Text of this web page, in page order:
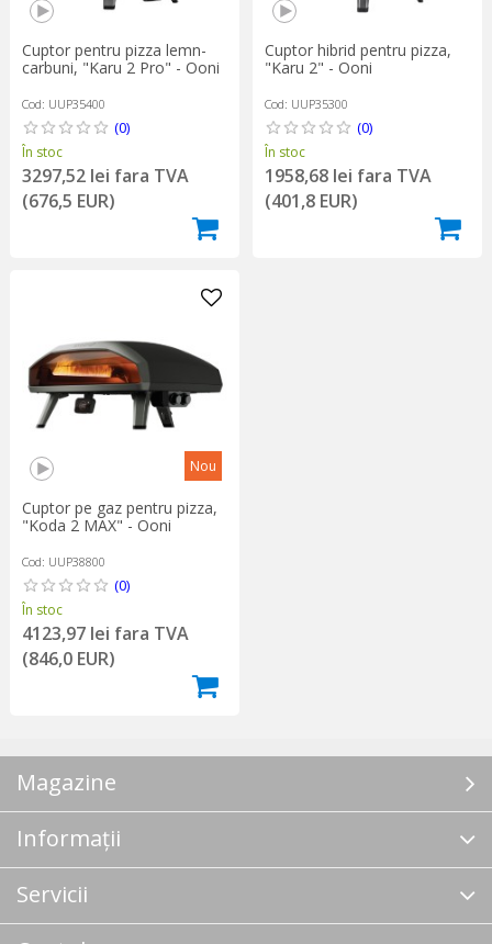
Cuptor pentru pizza lemn-
carbuni, "Karu 2 Pro" - Ooni
Cod: UUP35400
(0)
În stoc
3297,52 lei fara TVA
(676,5 EUR)
Cuptor hibrid pentru pizza,
"Karu 2" - Ooni
Cod: UUP35300
(0)
În stoc
1958,68 lei fara TVA
(401,8 EUR)
Nou
Cuptor pe gaz pentru pizza,
"Koda 2 MAX" - Ooni
Cod: UUP38800
(0)
În stoc
4123,97 lei fara TVA
(846,0 EUR)
Magazine
Informații
Servicii